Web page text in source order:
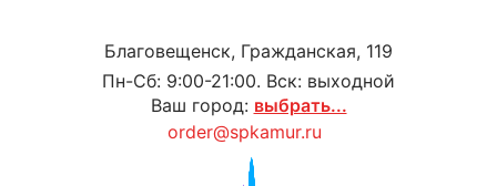
Благовещенск, Гражданская, 119
Пн-Сб: 9:00-21:00. Вск: выходной
Ваш город: выбрать...
order@spkamur.ru